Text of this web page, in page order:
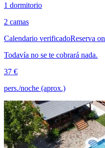
1 dormitorio
2 camas
Calendario verificadoReserva
Todavía no se te cobrará nada.
37 €
pers./noche (aprox.)